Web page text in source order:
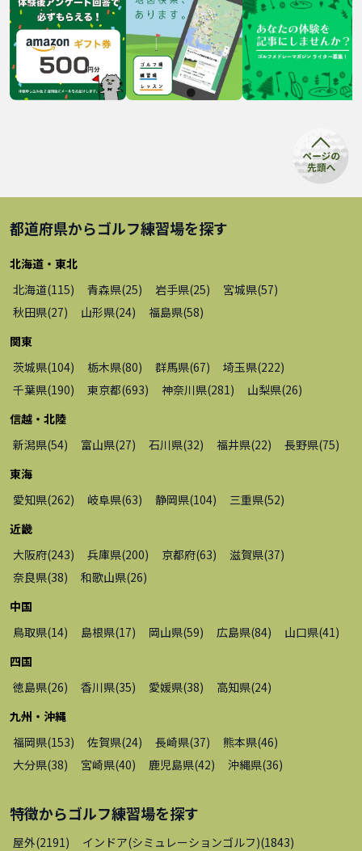
都道府県からゴルフ練習場を探す
北海道・東北
北海道(115) 青森県(25) 岩手県(25) 宮城県(57)
秋田県(27) 山形県(24) 福島県(58)
関東
茨城県(104) 栃木県(80) 群馬県(67) 埼玉県(222)
千葉県(190) 東京都(693) 神奈川県(281 ) 山梨県(26)
信越・北陸
新潟県(54) 富山県(27) 石川県(32) 福井県(22) 長野県(75)
東海
愛知県(262) 岐阜県(63) 静岡県(104) 三重県(52)
近畿
大阪府(243) 兵庫県(200) 京都府(63) 滋賀県(37)
奈良県(38) 和歌山県(26)
中国
鳥取県(14) 島根県(17) 岡山県(59) 広島県(84) 山口県(41 )
四国
徳島県(26) 香川県(35) 愛媛県(38) 高知県(24)
九州・沖縄
福岡県(153) 佐賀県(24) 長崎県(37) 熊本県(46)
大分県(38) 宮崎県(40) 鹿児島県(42) 沖縄県(36)
特徴からゴルフ練習場を探す
屋外(2191 ) インドア(シミュレーションゴルフ)(1843)